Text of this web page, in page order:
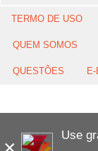
Use
TERMO DE USO
QUEM SOMOS
QUESTÕES